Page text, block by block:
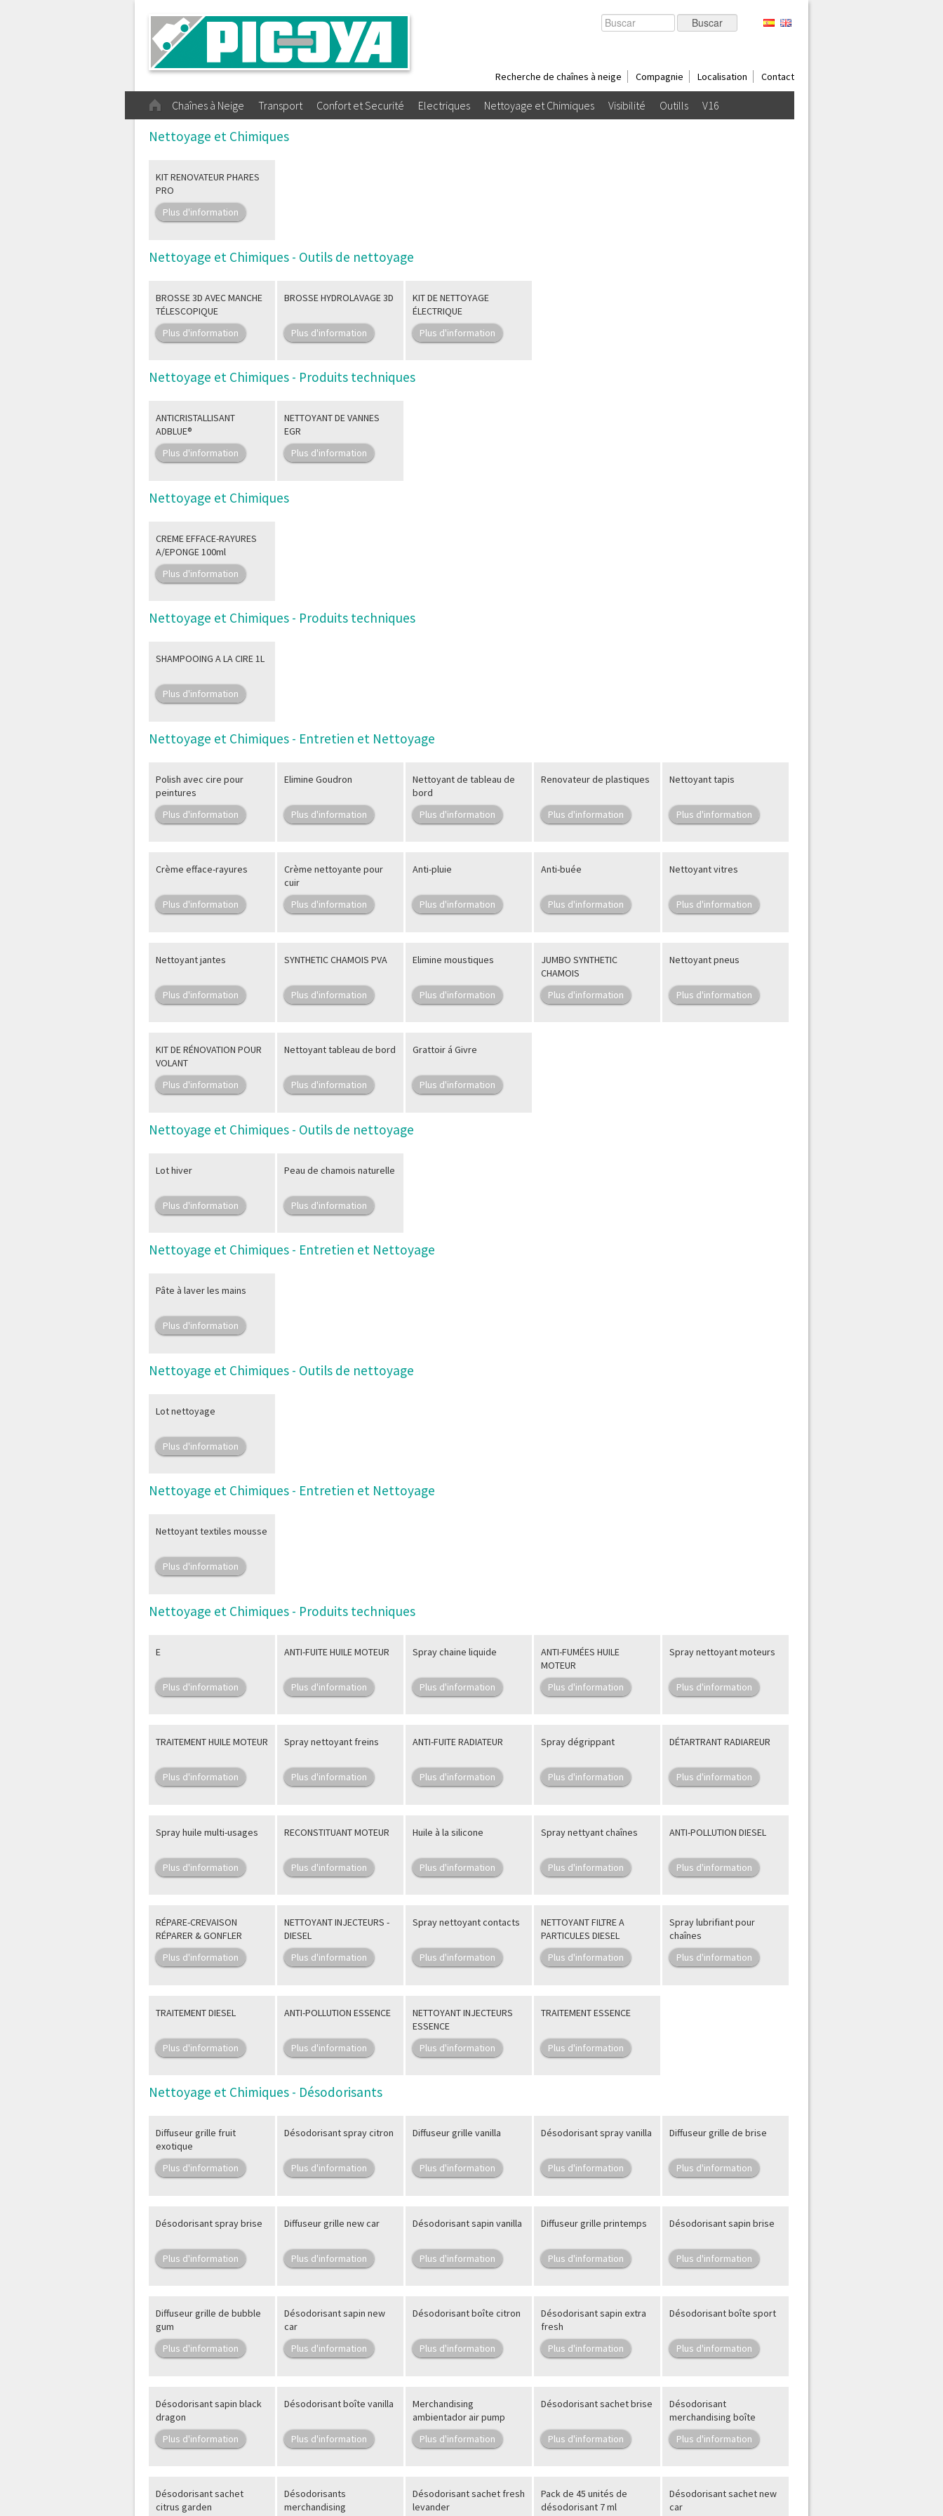
Recherche de chaînes à neige Compagnie Localisation Contact
Chaînes à Neige Transport Confort et Securité Electriques Nettoyage et Chimiques Visibilité Outills V16
Nettoyage et Chimiques
KIT RENOVATEUR PHARES
PRO
Plus d'information
Nettoyage et Chimiques - Outils de nettoyage
BROSSE 3D AVEC MANCHE
TÉLESCOPIQUE
Plus d'information
BROSSE HYDROLAVAGE 3D
Plus d'information
KIT DE NETTOYAGE
ÉLECTRIQUE
Plus d'information
Nettoyage et Chimiques - Produits techniques
ANTICRISTALLISANT
ADBLUE®
Plus d'information
NETTOYANT DE VANNES
EGR
Plus d'information
Nettoyage et Chimiques
CREME EFFACE-RAYURES
A/EPONGE 100ml
Plus d'information
Nettoyage et Chimiques - Produits techniques
SHAMPOOING A LA CIRE 1L
Plus d'information
Nettoyage et Chimiques - Entretien et Nettoyage
Polish avec cire pour
peintures
Plus d'information
Elimine Goudron
Plus d'information
Nettoyant de tableau de
bord
Plus d'information
Renovateur de plastiques
Plus d'information
Nettoyant tapis
Plus d'information
Crème efface-rayures
Plus d'information
Crème nettoyante pour
cuir
Plus d'information
Anti-pluie
Plus d'information
Anti-buée
Plus d'information
Nettoyant vitres
Plus d'information
Nettoyant jantes
Plus d'information
SYNTHETIC CHAMOIS PVA
Plus d'information
Elimine moustiques
Plus d'information
JUMBO SYNTHETIC
CHAMOIS
Plus d'information
Nettoyant pneus
Plus d'information
KIT DE RÉNOVATION POUR
VOLANT
Plus d'information
Nettoyant tableau de bord
Plus d'information
Grattoir á Givre
Plus d'information
Nettoyage et Chimiques - Outils de nettoyage
Lot hiver
Plus d'information
Peau de chamois naturelle
Plus d'information
Nettoyage et Chimiques - Entretien et Nettoyage
Pâte à laver les mains
Plus d'information
Nettoyage et Chimiques - Outils de nettoyage
Lot nettoyage
Plus d'information
Nettoyage et Chimiques - Entretien et Nettoyage
Nettoyant textiles mousse
Plus d'information
Nettoyage et Chimiques - Produits techniques
E
Plus d'information
ANTI-FUITE HUILE MOTEUR
Plus d'information
Spray chaine liquide
Plus d'information
ANTI-FUMÉES HUILE
MOTEUR
Plus d'information
Spray nettoyant moteurs
Plus d'information
TRAITEMENT HUILE MOTEUR
Plus d'information
Spray nettoyant freins
Plus d'information
ANTI-FUITE RADIATEUR
Plus d'information
Spray dégrippant
Plus d'information
DÉTARTRANT RADIAREUR
Plus d'information
Spray huile multi-usages
Plus d'information
RECONSTITUANT MOTEUR
Plus d'information
Huile à la silicone
Plus d'information
Spray nettyant chaînes
Plus d'information
ANTI-POLLUTION DIESEL
Plus d'information
RÉPARE-CREVAISON
RÉPARER & GONFLER
Plus d'information
NETTOYANT INJECTEURS -
DIESEL
Plus d'information
Spray nettoyant contacts
Plus d'information
NETTOYANT FILTRE A
PARTICULES DIESEL
Plus d'information
Spray lubrifiant pour
chaînes
Plus d'information
TRAITEMENT DIESEL
Plus d'information
ANTI-POLLUTION ESSENCE
Plus d'information
NETTOYANT INJECTEURS
ESSENCE
Plus d'information
TRAITEMENT ESSENCE
Plus d'information
Nettoyage et Chimiques - Désodorisants
Diffuseur grille fruit
exotique
Plus d'information
Désodorisant spray citron
Plus d'information
Diffuseur grille vanilla
Plus d'information
Désodorisant spray vanilla
Plus d'information
Diffuseur grille de brise
Plus d'information
Désodorisant spray brise
Plus d'information
Diffuseur grille new car
Plus d'information
Désodorisant sapin vanilla
Plus d'information
Diffuseur grille printemps
Plus d'information
Désodorisant sapin brise
Plus d'information
Diffuseur grille de bubble
gum
Plus d'information
Désodorisant sapin new
car
Plus d'information
Désodorisant boîte citron
Plus d'information
Désodorisant sapin extra
fresh
Plus d'information
Désodorisant boîte sport
Plus d'information
Désodorisant sapin black
dragon
Plus d'information
Désodorisant boîte vanilla
Plus d'information
Merchandising
ambientador air pump
Plus d'information
Désodorisant sachet brise
Plus d'information
Désodorisant
merchandising boîte
Plus d'information
Désodorisant sachet
citrus garden
Désodorisants
merchandising
Désodorisant sachet fresh
levander
Pack de 45 unités de
désodorisant 7 ml
Désodorisant sachet new
car